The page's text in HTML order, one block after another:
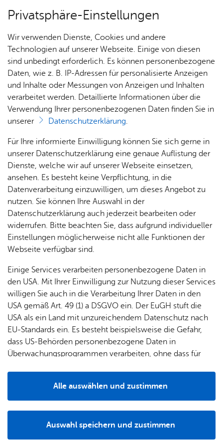
Über­sicht Bür­ger & Stadt
Rat­
haus &
Bür­
ger­
ser­vice
Rat­
häu­ser
& Orts­
ver­
wal­
Ämter
A–Z
Diens
t­leis­
tun­gen
A–Z
For­
Nach­
rich­
ten,
Vi­de­os
& Bil­
der
Me­di­
en­in­
for­ma­
tio­nen
fent­li­
che
Be­
kannt­
ma­
chun­
& TV
Pres­se
Jobs
Stel­
len­an­
ge­bo­te
Aus­bil­
dung &
Stu­di­
um
Bil­
dung
& Be­
treu­
ung
Potz­
be­
treu­
ung
Schu­
len
Bauen
& Um­
welt
Geo­
da­ten
& 3D-
Stadt­
Bau­
stel­len
& Um­
lei­tun­
Um­
welt &
Kli­ma­
Sa­nie­
ren &
bi­li­en
Stadt­
Ge­
sund­
heit &
kum
Ärzte &
Apo­
Fa­mi­lie
& Kin­
der
Se­nio­
ren
Woh­
nen
re­frei
Pfle­ge
& Un­
ter­stüt­
zung
Bür­ger & Stadt
Vor­le­sen
Po­li­tik & Fi­nan­zen
Wie ist die Stadtverwaltung Friedrichshafen
organisiert? Wo erledige ich was? Wer ist mein
Ansprechpartner? Hier finden Sie alle
Informationen rund um Verwaltung und Politik.
Land­tags­wah­len am 8. März 2026
Wahlergebnisse
Landtagswahl 2026
Privatsphäre-Einstellungen
Wir verwenden Dienste, Cookies und andere
Technologien auf unserer Webseite. Einige von diesen
sind unbedingt erforderlich. Es können personenbezogene
Daten, wie z. B. IP-Adressen für personalisierte Anzeigen
und Inhalte oder Messungen von Anzeigen und Inhalten
verarbeitet werden. Detaillierte Informationen über die
Verwendung Ihrer personenbezogenen Daten finden Sie in
unserer
Datenschutzerklärung.
Für Ihre informierte Einwilligung können Sie sich gerne in
unserer Datenschutzerklärung eine genaue Auflistung der
Dienste, welche wir auf unserer Webseite einsetzen,
ansehen. Es besteht keine Verpflichtung, in die
Datenverarbeitung einzuwilligen, um dieses Angebot zu
nutzen. Sie können Ihre Auswahl in der
Datenschutzerklärung auch jederzeit bearbeiten oder
widerrufen. Bitte beachten Sie, dass aufgrund individueller
Einstellungen möglicherweise nicht alle Funktionen der
Webseite verfügbar sind.
Einige Services verarbeiten personenbezogene Daten in
den USA. Mit Ihrer Einwilligung zur Nutzung dieser Services
willigen Sie auch in die Verarbeitung Ihrer Daten in den
USA gemäß Art. 49 (1) a DSGVO ein. Der EuGH stuft die
USA als ein Land mit unzureichendem Datenschutz nach
EU-Standards ein. Es besteht beispielsweise die Gefahr,
dass US-Behörden personenbezogene Daten in
Überwachungsprogrammen verarbeiten, ohne dass für
Auswahl speichern und zustimmen
Alle auswählen und zustimmen